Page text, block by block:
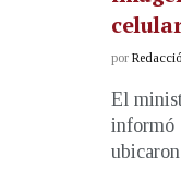
por
El
informó